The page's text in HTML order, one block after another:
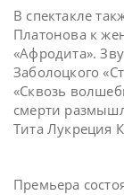
В спектакле
Платонова к
«Афродита».
Заболоцкого
«Сквозь
смерти
Тита Лукреция
Премьера